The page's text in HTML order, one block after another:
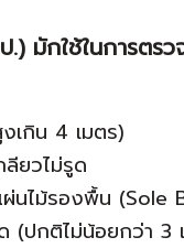
มักใช้ในการตรว
เกิน 4 เมตร)
ยวไม่รูด
ไม้รองพื้น (Sole
(ปกติไม่น้อยกว่า 3